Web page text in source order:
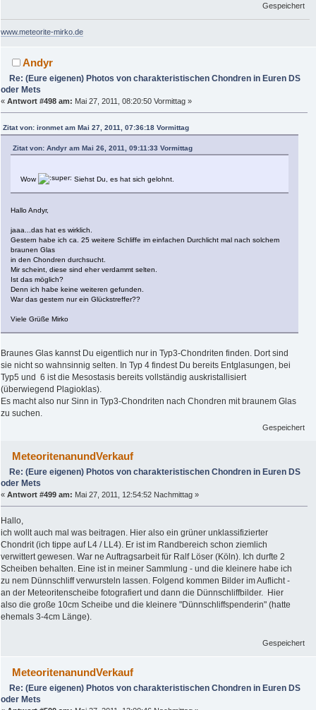
Gespeichert
www.meteorite-mirko.de
Andyr
Re: (Eure eigenen) Photos von charakteristischen Chondren in Euren DS
oder Mets
« Antwort #498 am: Mai 27, 2011, 08:20:50 Vormittag »
Zitat von: ironmet am Mai 27, 2011, 07:36:18 Vormittag
Zitat von: Andyr am Mai 26, 2011, 09:11:33 Vormittag
Wow Siehst Du, es hat sich gelohnt.
Hallo Andyr,
jaaa...das hat es wirklich.
Gestern habe ich ca. 25 weitere Schliffe im einfachen Durchlicht mal nach solchem
braunen Glas
in den Chondren durchsucht.
Mir scheint, diese sind eher verdammt selten.
Ist das möglich?
Denn ich habe keine weiteren gefunden.
War das gestern nur ein Glückstreffer??
Viele Grüße Mirko
Braunes Glas kannst Du eigentlich nur in Typ3-Chondriten finden. Dort sind
sie nicht so wahnsinnig selten. In Typ 4 findest Du bereits Entglasungen, bei
Typ5 und 6 ist die Mesostasis bereits vollständig auskristallisiert
(überwiegend Plagioklas).
Es macht also nur Sinn in Typ3-Chondriten nach Chondren mit braunem Glas
zu suchen.
Gespeichert
MeteoritenanundVerkauf
Re: (Eure eigenen) Photos von charakteristischen Chondren in Euren DS
oder Mets
« Antwort #499 am: Mai 27, 2011, 12:54:52 Nachmittag »
Hallo,
ich wollt auch mal was beitragen. Hier also ein grüner unklassifizierter
Chondrit (ich tippe auf L4 / LL4). Er ist im Randbereich schon ziemlich
verwittert gewesen. War ne Auftragsarbeit für Ralf Löser (Köln). Ich durfte 2
Scheiben behalten. Eine ist in meiner Sammlung - und die kleinere habe ich
zu nem Dünnschliff verwursteln lassen. Folgend kommen Bilder im Auflicht -
an der Meteoritenscheibe fotografiert und dann die Dünnschliffbilder. Hier
also die große 10cm Scheibe und die kleinere "Dünnschliffspenderin" (hatte
ehemals 3-4cm Länge).
Gespeichert
MeteoritenanundVerkauf
Re: (Eure eigenen) Photos von charakteristischen Chondren in Euren DS
oder Mets